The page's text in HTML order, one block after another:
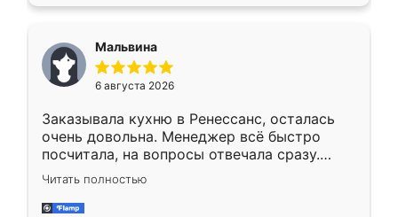
меньше, здесь же он более разнообразный.
Мне нравится ,если что-то потребуется из
мебели буду заказывать только здесь.
Мальвина
6 августа 2026
Заказывала кухню в Ренессанс, осталась
очень довольна. Менеджер всё быстро
посчитала, на вопросы отвечала сразу.
Замерщик приехал в субботу, подошёл к
делу со всей ответственностью. Собрали
за день, ребята работали аккуратно, даже
Читать полностью